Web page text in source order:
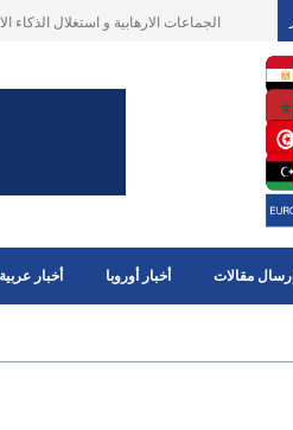
تأثيرات اضطراب حركة الملاحة عبر مضيق
إرسال مقالات أخبار أوروبا أخبار عربية